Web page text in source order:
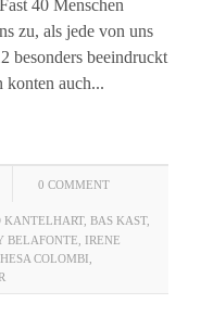
40 Menschen
zu, als jede von uns
besonders beeindruckt
konten auch...
0 COMMENT
KANTELHART, BAS KAST,
BELAFONTE
IRENE
COLOMBI